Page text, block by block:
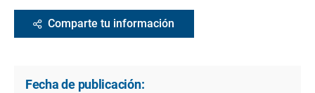
Comparte tu información
Fecha de publicación: